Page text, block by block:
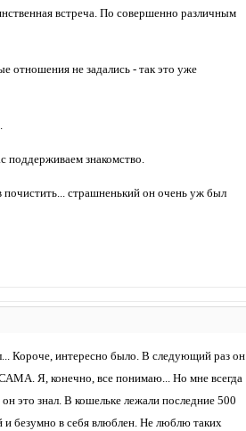
встреча. По совершенно различным
отношения не задались - так это уже
знакомство.
почистить... страшненький он очень уж был
Короче, интересно было. В следующий раз он
САМА. Я, конечно, все понимаю... Но мне всегда
это знал. В кошельке лежали последние 500
и безумно в себя влюблен. Не люблю таких